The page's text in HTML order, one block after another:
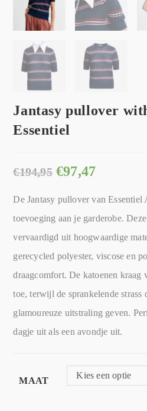
Jantasy pullover
Essentiel
€194,95 €97,47
De Jantasy pullover van
toevoeging aan je garderobe.
vervaardigd uit hoogwaardige
gerecycled polyester, viscose en
draagcomfort. De katoenen kraag
toe, terwijl de sprankelende strass
glamoureuze uitstraling geven.
dagje uit als een avondje uit.
MAAT
Kies een optie